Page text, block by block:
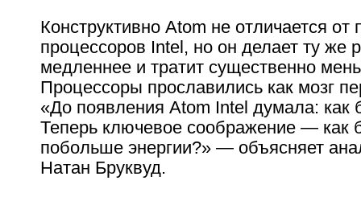
Конструктивно Atom не отличается от
процессоров Intel, но он делает ту же
медленнее и тратит существенно
Процессоры прославились как мозг
«До появления Atom Intel думала: как
Теперь ключевое соображение — как
побольше энергии?» — объясняет
Натан Бруквуд.